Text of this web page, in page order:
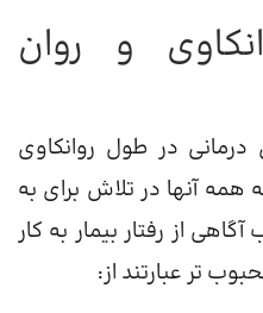
و روان
درمانی در طول روانکاوی
همه آنها در تلاش برای به
از رفتار بیمار به کار
تر عبارتند از: